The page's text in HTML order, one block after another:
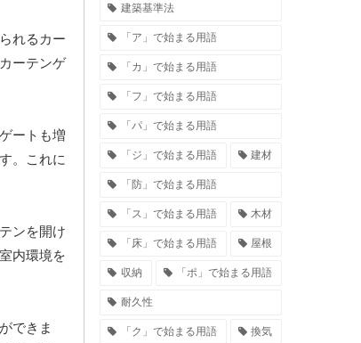
れるカー
ーテンゲ
ートも増
。これに
ンを開け
内環境を
できま
建築基準法
「ア」で始まる用語
「カ」で始まる用語
「フ」で始まる用語
「パ」で始まる用語
「ジ」で始まる用語 建材
「防」で始まる用語
「ス」で始まる用語 木材
「床」で始まる用語 屋根
収納 「ポ」で始まる用語
耐久性
「ク」で始まる用語 換気